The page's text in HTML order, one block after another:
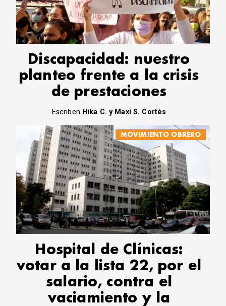
Discapacidad: nuestro
planteo frente a la crisis
de prestaciones
Escriben Hika C. y Maxi S. Cortés
MOVIMIENTO OBRERO
Hospital de Clínicas:
votar a la lista 22, por el
salario, contra el
vaciamiento y la